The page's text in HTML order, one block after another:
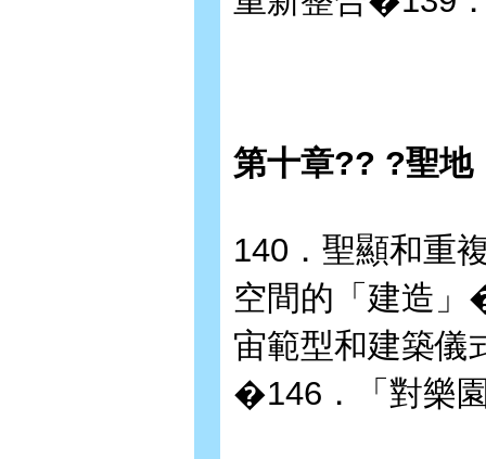
第十章?? ?聖地
140．聖顯和重
空間的「建造
宙範型和建築
�146．「對樂